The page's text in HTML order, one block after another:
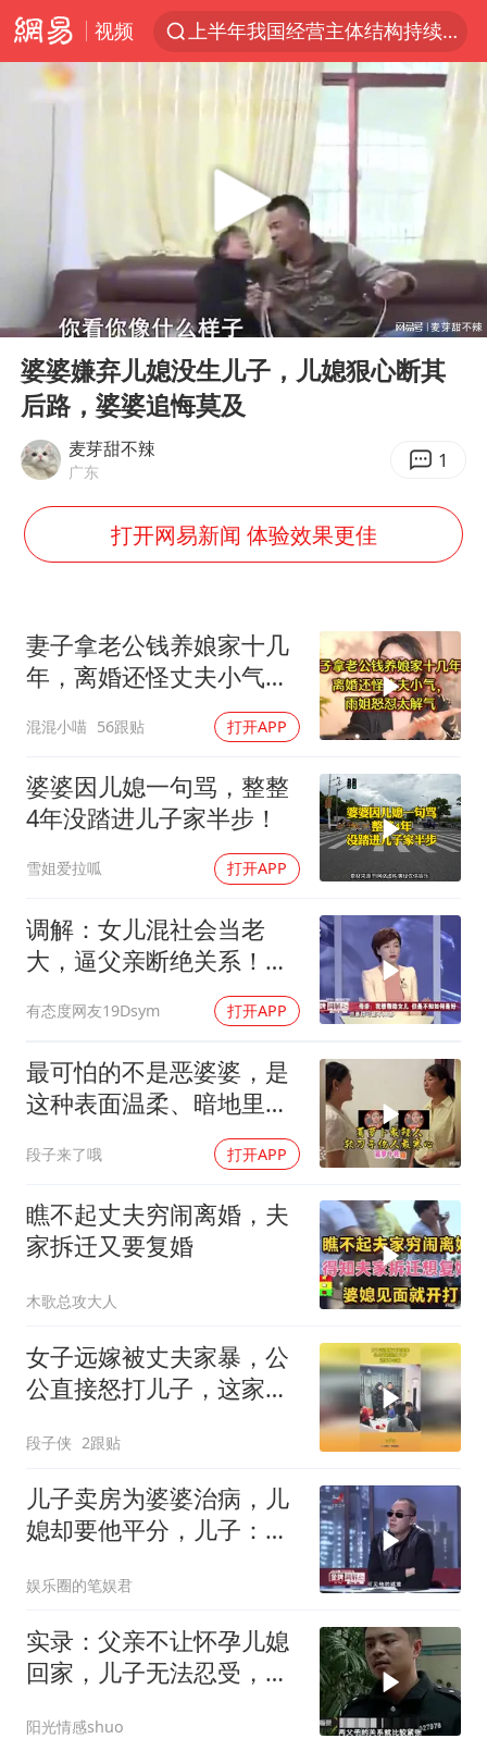
视频
上半年我国经营主体结构持续优化
美媒：美国爱国者导弹库存不足1700枚
上海有出现龙卷潜势
白海豚逼近浙闽沿海
上门女婿出轨女邻居多年被判重婚罪
今日15时起福州地铁高架区段停运
上海大部迎大暴雨
《龙餐馆》 冲奖
构建更高水平的全民健身公共服务体系
Play
00:00 06:48
婆婆嫌弃儿媳没生儿子，儿媳狠心断其
后路，婆婆追悔莫及
麦芽甜不辣
广东 1
打开网易新闻 体验效果更佳
妻子拿老公钱养娘家十几
年，离婚还怪丈夫小气，
混混小喵 56跟贴 打开APP
婆婆因儿媳一句骂，整整
4年没踏进儿子家半步！
雪姐爱拉呱 打开APP
调解：女儿混社会当老
大，逼父亲断绝关系！女
有态度网友19Dsym 打开APP
最可怕的不是恶婆婆，是
这种表面温柔、暗地里处
段子来了哦 打开APP
瞧不起丈夫穷闹离婚，夫
家拆迁又要复婚
木歌总攻大人
女子远嫁被丈夫家暴，公
公直接怒打儿子，这家不
段子侠 2跟贴
儿子卖房为婆婆治病，儿
媳却要他平分，儿子：我
娱乐圈的笔娱君
实录：父亲不让怀孕儿媳
回家，儿子无法忍受，父
阳光情感shuo